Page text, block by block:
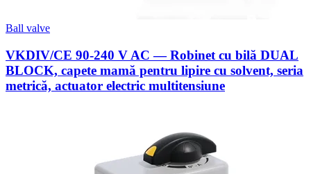
Ball valve
VKDIV/CE 90-240 V AC — Robinet cu bilă DUAL
BLOCK, capete mamă pentru lipire cu solvent, seria
metrică, actuator electric multitensiune